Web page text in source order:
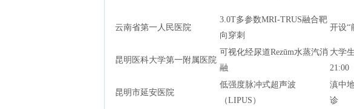
云南省第一人民医院
3.0T多参数MRI-TRUS融合靶
向穿刺
开设“
昆明医科大学第一附属医院
可视化经尿道Rezūm水蒸汽消
融
大学
21:00
昆明市延安医院
低强度脉冲式超声波
（LIPUS）
滇中
诊